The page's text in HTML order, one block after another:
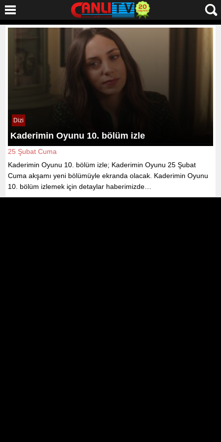
Dizi
Kaderimin Oyunu 10. bölüm izle
25 Şubat Cuma
Kaderimin Oyunu 10. bölüm izle; Kaderimin Oyunu 25 Şubat
Cuma akşamı yeni bölümüyle ekranda olacak. Kaderimin Oyunu
10. bölüm izlemek için detaylar haberimizde…